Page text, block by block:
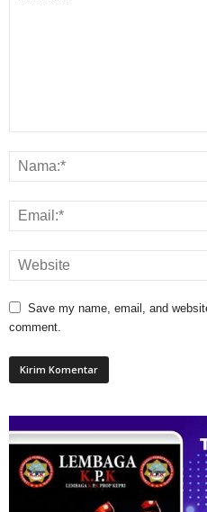
Save my name, email, and
comment.